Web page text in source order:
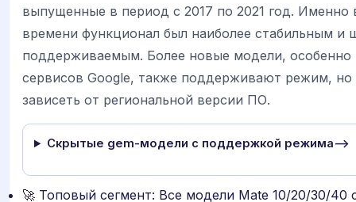
выпущенные в период с 2017 по 2021 год. Именно
времени функционал был наиболее стабильным и
поддерживаемым. Более новые модели, особенно
сервисов Google, также поддерживают режим, но
зависеть от региональной версии ПО.
Скрытые gem-модели с поддержкой режима-->
🚀 Топовый сегмент: Все модели Mate 10/20/30/40